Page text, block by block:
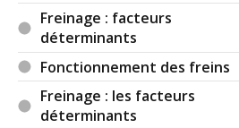
Freinage : facteurs
déterminants
Fonctionnement des freins
Freinage : les facteurs
déterminants